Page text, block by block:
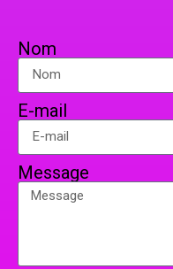
Nom
E-mail
Message